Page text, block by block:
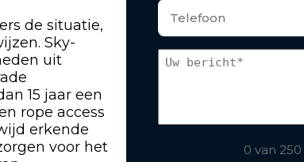
de situatie,
Sky-
uit
15 jaar een
rope access
erkende
voor het
0 van